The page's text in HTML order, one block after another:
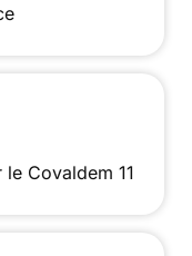
Covaldem 11